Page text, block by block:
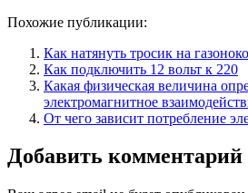
Похожие публикации:
Как натянуть тросик на
Как подключить 12 вольт к 220
Какая физическая величина
электромагнитное
От чего зависит потребление
Добавить комментарий